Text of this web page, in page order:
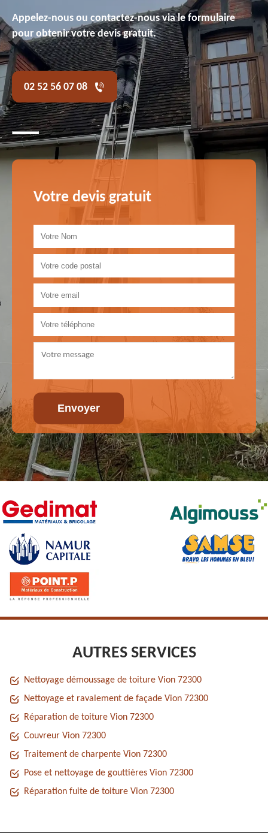
Appelez-nous ou contactez-nous via le formulaire
pour obtenir votre devis gratuit.
02 52 56 07 08
Votre devis gratuit
AUTRES SERVICES
Nettoyage démoussage de toiture Vion 72300
Nettoyage et ravalement de façade Vion 72300
Réparation de toiture Vion 72300
Couvreur Vion 72300
Traitement de charpente Vion 72300
Pose et nettoyage de gouttières Vion 72300
Réparation fuite de toiture Vion 72300